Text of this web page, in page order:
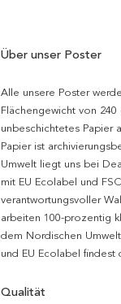
Über unser Poster
Alle unsere Poster
Flächengewicht von
unbeschichtetes Papier
Papier ist
Umwelt liegt uns bei
mit EU Ecolabel und
verantwortungsvoller
arbeiten 100-prozentig
dem Nordischen
und EU Ecolabel findest
Qualität